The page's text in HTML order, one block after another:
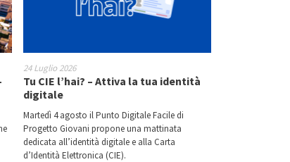
24 Luglio 2026
Tu CIE l’hai? – Attiva la tua identità
digitale
Martedì 4 agosto il Punto Digitale Facile di
Progetto Giovani propone una mattinata
dedicata all’identità digitale e alla Carta
d’Identità Elettronica (CIE).